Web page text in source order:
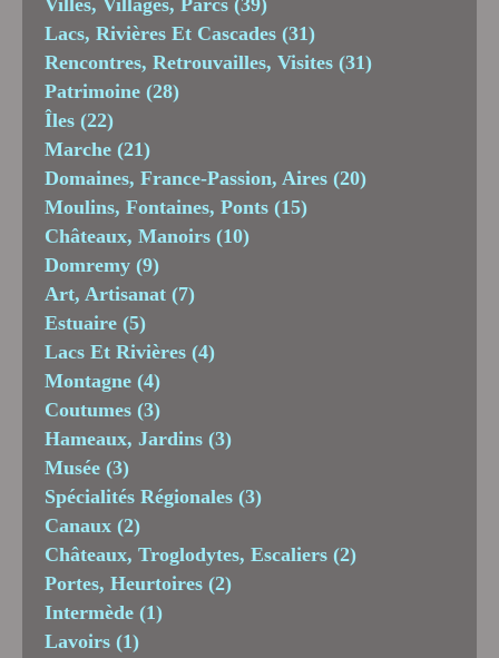
Villes, Villages, Parcs (39)
Lacs, Rivières Et Cascades (31)
Rencontres, Retrouvailles, Visites (31)
Patrimoine (28)
Îles (22)
Marche (21)
Domaines, France-Passion, Aires (20)
Moulins, Fontaines, Ponts (15)
Châteaux, Manoirs (10)
Domremy (9)
Art, Artisanat (7)
Estuaire (5)
Lacs Et Rivières (4)
Montagne (4)
Coutumes (3)
Hameaux, Jardins (3)
Musée (3)
Spécialités Régionales (3)
Canaux (2)
Châteaux, Troglodytes, Escaliers (2)
Portes, Heurtoires (2)
Intermède (1)
Lavoirs (1)